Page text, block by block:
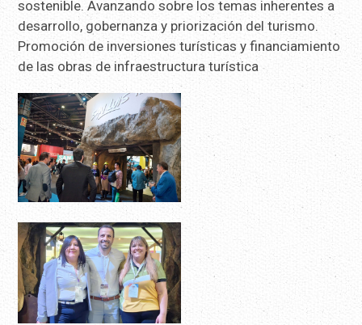
sostenible. Avanzando sobre los temas inherentes a
desarrollo, gobernanza y priorización del turismo.
Promoción de inversiones turísticas y financiamiento
de las obras de infraestructura turística